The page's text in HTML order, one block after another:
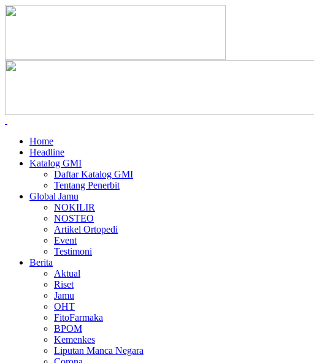
Home
Headline
Katalog GMI
Daftar Katalog GMI
Tentang Penerbit
Global Jamu
NOKILIR
NOSTEO
Artikel Ortopedi
Event
Testimoni
Berita
Aktual
Riset
Jamu
OHT
FitoFarmaka
BPOM
Kemenkes
Liputan Manca Negara